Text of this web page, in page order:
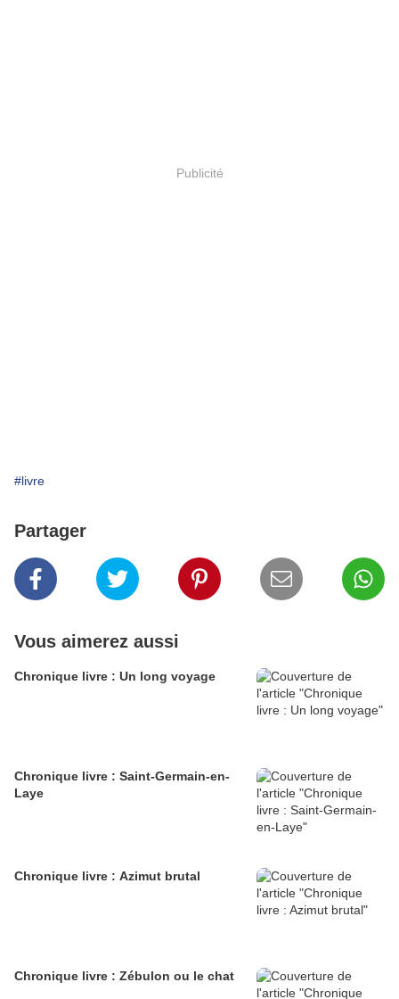
Publicité
#livre
Partager
Vous aimerez aussi
Chronique livre : Un long voyage
Chronique livre : Saint-Germain-en-
Laye
Chronique livre : Azimut brutal
Chronique livre : Zébulon ou le chat